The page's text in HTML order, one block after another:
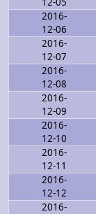
2016-
12-06
2016-
12-07
2016-
12-08
2016-
12-09
2016-
12-10
2016-
12-11
2016-
12-12
2016-